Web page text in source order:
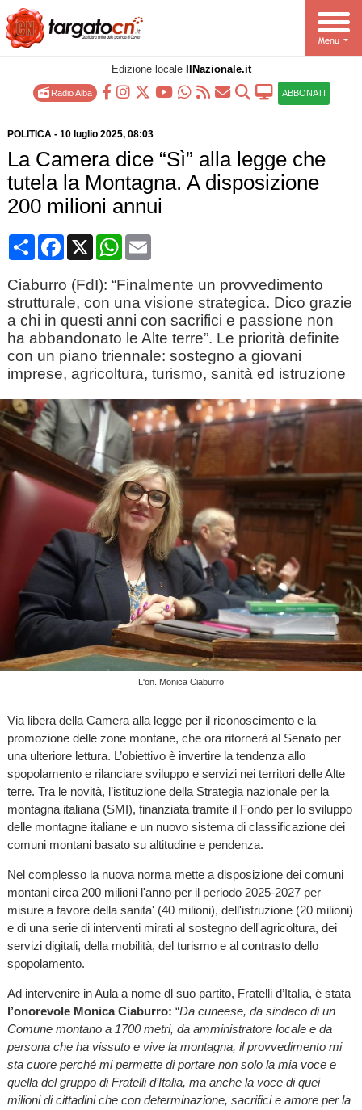
Edizione locale IlNazionale.it
Radio Alba ABBONATI
POLITICA- 10 luglio 2025, 08:03
La Camera dice “Sì” alla legge che
tutela la Montagna. A disposizione
200 milioni annui
CondividiFacebook
X WhatsApp
Email
Ciaburro (FdI): “Finalmente un provvedimento
strutturale, con una visione strategica. Dico grazie
a chi in questi anni con sacrifici e passione non
ha abbandonato le Alte terre”. Le priorità definite
con un piano triennale: sostegno a giovani
imprese, agricoltura, turismo, sanità ed istruzione
L'on. Monica Ciaburro
Via libera della Camera alla legge per il riconoscimento e la
promozione delle zone montane, che ora ritornerà al Senato per
una ulteriore lettura. L’obiettivo è invertire la tendenza allo
spopolamento e rilanciare sviluppo e servizi nei territori delle Alte
terre. Tra le novità, l’istituzione della Strategia nazionale per la
montagna italiana (SMI), finanziata tramite il Fondo per lo sviluppo
delle montagne italiane e un nuovo sistema di classificazione dei
comuni montani basato su altitudine e pendenza.
Nel complesso la nuova norma mette a disposizione dei comuni
montani circa 200 milioni l'anno per il periodo 2025-2027 per
misure a favore della sanita' (40 milioni), dell'istruzione (20 milioni)
e di una serie di interventi mirati al sostegno dell'agricoltura, dei
servizi digitali, della mobilità, del turismo e al contrasto dello
spopolamento.
Ad intervenire in Aula a nome dl suo partito, Fratelli d’Italia, è stata
l’onorevole Monica Ciaburro: “Da cuneese, da sindaco di un
Comune montano a 1700 metri, da amministratore locale e da
persona che ha vissuto e vive la montagna, il provvedimento mi
sta cuore perché mi permette di portare non solo la mia voce e
quella del gruppo di Fratelli d’Italia, ma anche la voce di quei
milioni di cittadini che con determinazione, sacrifici e amore per la